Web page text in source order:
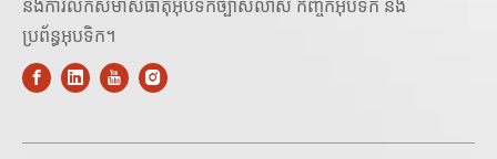
និងការលក់សមាសធាតុអុបទិកច្បាស់លាស់ កញ្ចក់អុបទិក និង
ប្រព័ន្ធអុបទិក។